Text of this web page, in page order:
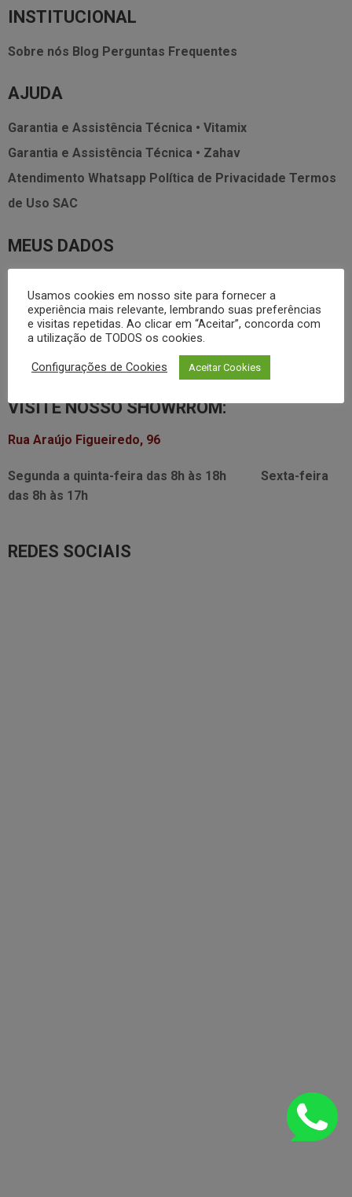
INSTITUCIONAL
Sobre nós Blog Perguntas Frequentes
AJUDA
Garantia e Assistência Técnica • Vitamix
Garantia e Assistência Técnica • Zahav
Atendimento Whatsapp Política de Privacidade Termos
de Uso SAC
MEUS DADOS
FALE CONOSCO
3338.2628
foodservice@dayhome.com.br
VISITE NOSSO SHOWRROM:
Rua Araújo Figueiredo, 96
Segunda a quinta-feira das 8h às 18h
Sexta-feira
das 8h às 17h
REDES SOCIAIS
Usamos cookies em nosso site para fornecer a
experiência mais relevante, lembrando suas preferências
e visitas repetidas. Ao clicar em “Aceitar”, concorda com
a utilização de TODOS os cookies.
Configurações de Cookies Aceitar Cookies